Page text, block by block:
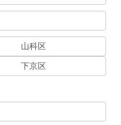
山科区
下京区